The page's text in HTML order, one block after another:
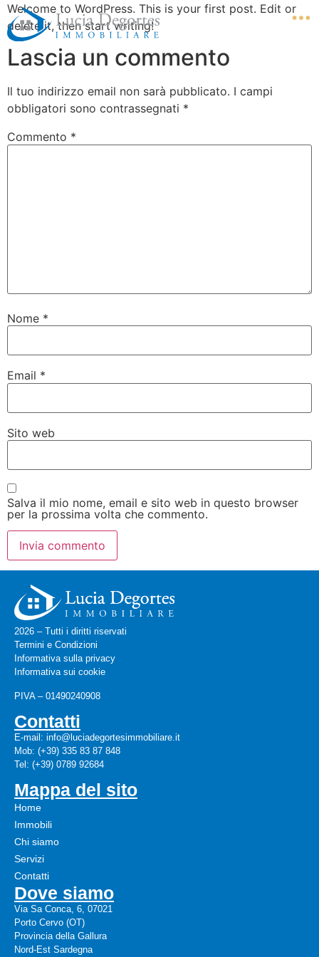
Welcome to WordPress. This is your first post. Edit or
delete it, then start writing!
Lascia un commento
Il tuo indirizzo email non sarà pubblicato. I campi
obbligatori sono contrassegnati *
Commento *
Nome *
Email *
Sito web
Salva il mio nome, email e sito web in questo browser
per la prossima volta che commento.
2026 – Tutti i diritti riservati
Termini e Condizioni
Informativa sulla privacy
Informativa sui cookie
PIVA – 01490240908
Contatti
E-mail: info@luciadegortesimmobiliare.it
Mob: (+39) 335 83 87 848
Tel: (+39) 0789 92684
Mappa del sito
Home
Immobili
Chi siamo
Servizi
Contatti
Dove siamo
Via Sa Conca, 6, 07021
Porto Cervo (OT)
Provincia della Gallura
Nord-Est Sardegna